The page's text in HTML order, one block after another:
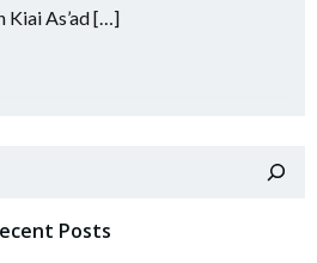
Kiai As’ad […]
Posts